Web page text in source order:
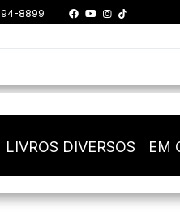
8899
LIVROS DIVERSOS EM